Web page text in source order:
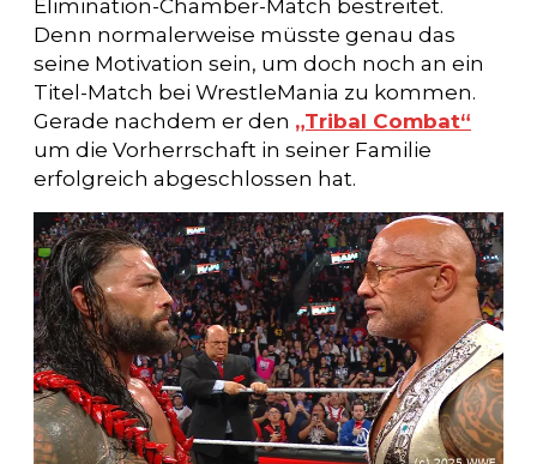
Elimination-Chamber-Match bestreitet.
Denn normalerweise müsste genau das
seine Motivation sein, um doch noch an ein
Titel-Match bei WrestleMania zu kommen.
Gerade nachdem er den „Tribal Combat“
um die Vorherrschaft in seiner Familie
erfolgreich abgeschlossen hat.